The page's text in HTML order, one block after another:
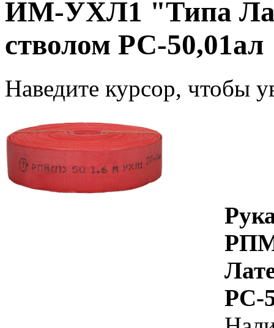
ИМ-УХЛ1 "Типа
стволом РС-50,01ал
Наведите курсор, чтобы
РС-